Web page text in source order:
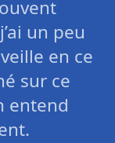
un peu
en ce
sur ce
entend